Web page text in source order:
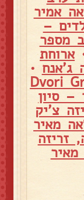
אמיר
–
מספר
ארוחת
ג'אנח •
– סיון
צ'יק
מאיר
זריזה